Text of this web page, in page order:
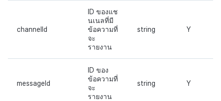
channelId
ID ของแช
นเนลที่มี
ข้อความที่
จะ
รายงาน
string Y
messageId
ID ของ
ข้อความที่
จะ
รายงาน
string Y